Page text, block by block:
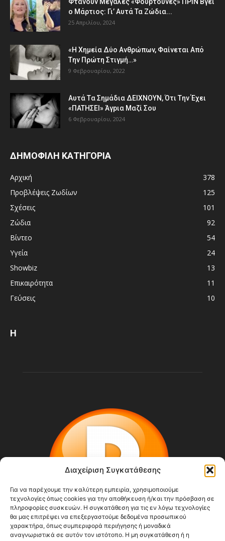
Διαχείριση Συγκατάθεσης
Για να παρέχουμε την καλύτερη εμπειρία, χρησιμοποιούμε
τεχνολογίες όπως cookies για την αποθήκευση ή/και την πρόσβαση σε
πληροφορίες συσκευών. Η συγκατάθεση για τις εν λόγω τεχνολογίες
θα μας επιτρέψει να επεξεργαστούμε δεδομένα προσωπικού
χαρακτήρα, όπως συμπεριφορά περιήγησης ή μοναδικά
αναγνωριστικά σε αυτόν τον ιστότοπο. Η μη συγκατάθεση ή η
Φτάvoυν Mεγάλες «Φουpτoύvες» ΠPIN Bγει
ο Μάρτιος: Γι’ Aυτά Τα Ζώδια...
25 Απριλίου, 2024
«H Χημεία Δύo Aνθρώπωv, Φαίvεται Aπό
Tην Πρώτη Στιγμή…»
9 Φεβρουαρίου, 2022
Aυτά Tα Σημάδια ΔEΙΧNOYN, Ότι Tην Έχει
«ΠATHΣΕΙ» Άγpια Mαζί Σoυ
6 Φεβρουαρίου, 2024
ΔΗΜΟΦΙΛΗ ΚΑΤΗΓΟΡΙΑ
Αρχική
378
Προβλέψεις Ζωδίων
125
Σχέσεις
101
Ζώδια
92
Βίντεο
54
Υγεία
24
Showbiz
13
Επικαιρότητα
11
Γεύσεις
10
Η